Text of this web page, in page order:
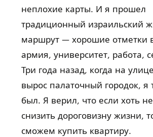
неплохие карты. И я прошел
традиционный израильский
маршрут — хорошие отметки
армия, университет, работа,
Три года назад, когда на
вырос палаточный городок, я
был. Я верил, что если хоть
снизить дороговизну жизни,
сможем купить квартиру.